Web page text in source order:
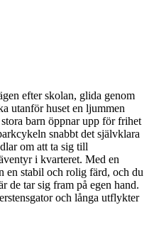
efter skolan, glida genom
utanför huset en ljummen
barn öppnar upp för frihet
snabbt det självklara
om att ta sig till
i kvarteret. Med en
en stabil och rolig färd, och du
de tar sig fram på egen hand.
och långa utflykter